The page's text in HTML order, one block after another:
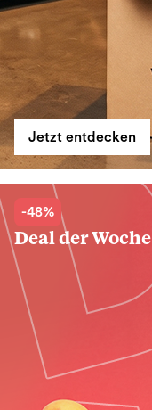
Jetzt entdecken
-48%
Deal der Woche